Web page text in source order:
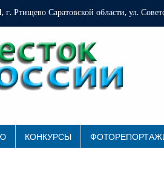
г. Ртищево Саратовской области, ул.
КОНКУРСЫ